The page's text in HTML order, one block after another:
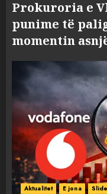
Prokuroria e
punime të
momentin
Aktualitet E jona